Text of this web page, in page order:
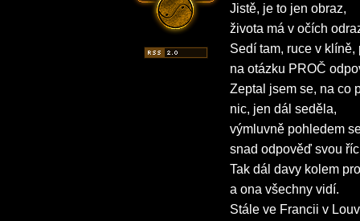
Jistě, je to jen obraz,
života má v očích
Sedí tam, ruce v klíně,
na otázku PROČ
Zeptal jsem se, na co
nic, jen dál seděla,
výmluvně pohledem
snad odpověď svou
Tak dál davy kolem
a ona všechny vidí.
Stále ve Francii v